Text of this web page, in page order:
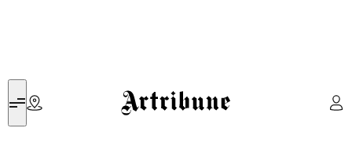
Artribune